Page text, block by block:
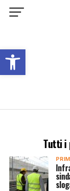
Open
Tutti i